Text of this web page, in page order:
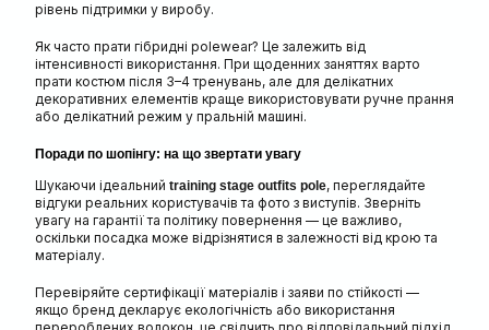
рівень підтримки у виробу.
Як часто прати гібридні polewear? Це залежить від
інтенсивності використання. При щоденних заняттях варто
прати костюм після 3–4 тренувань, але для делікатних
декоративних елементів краще використовувати ручне прання
або делікатний режим у пральній машині.
Поради по шопінгу: на що звертати увагу
Шукаючи ідеальний training stage outfits pole, переглядайте
відгуки реальних користувачів та фото з виступів. Зверніть
увагу на гарантії та політику повернення — це важливо,
оскільки посадка може відрізнятися в залежності від крою та
матеріалу.
Перевіряйте сертифікації матеріалів і заяви по стійкості —
якщо бренд декларує екологічність або використання